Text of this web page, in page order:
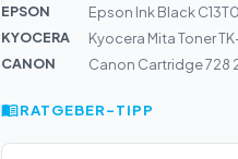
EPSON
Epson Ink Black
KYOCERA
Kyocera Mita Toner
CANON
Canon Cartridge 728
RATGEBER-TIPP